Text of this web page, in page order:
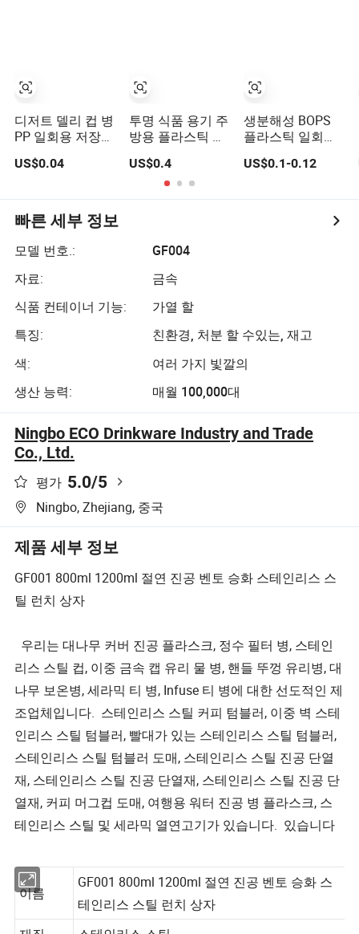
디저트 델리 컵 병
PP 일회용 저장
용기 방수 밀폐 플
라스틱 식품 용기
US$0.04
투명 식품 용기 주
방용 플라스틱 박
스 저장 용기 밀폐
형 도시락 과일용
US$0.4
생분해성 BOPS
플라스틱 일회용
식기 음식 저장 용
기 힌지 점심 상자
밥, 피자용 사용
US$0.1-0.12
빠른 세부 정보
모델 번호.:
GF004
자료:
금속
식품 컨테이너 기능:
가열 할
특징:
친환경, 처분 할 수있는, 재고
색:
여러 가지 빛깔의
생산 능력:
매월 100,000대
Ningbo ECO Drinkware Industry and Trade
Co., Ltd.
평가 5.0/5
Ningbo, Zhejiang, 중국
제품 세부 정보
GF001 800ml 1200ml 절연 진공 벤토 승화 스테인리스 스
틸 런치 상자
우리는 대나무 커버 진공 플라스크, 정수 필터 병, 스테인
리스 스틸 컵, 이중 금속 캡 유리 물 병, 핸들 뚜껑 유리병, 대
나무 보온병, 세라믹 티 병, Infuse 티 병에 대한 선도적인 제
조업체입니다. 스테인리스 스틸 커피 텀블러, 이중 벽 스테
인리스 스틸 텀블러, 빨대가 있는 스테인리스 스틸 텀블러,
스테인리스 스틸 텀블러 도매, 스테인리스 스틸 진공 단열
재, 스테인리스 스틸 진공 단열재, 스테인리스 스틸 진공 단
열재, 커피 머그컵 도매, 여행용 워터 진공 병 플라스크, 스
테인리스 스틸 및 세라믹 열연고기가 있습니다. 있습니다
GF001 800ml 1200ml 절연 진공 벤토 승화 스
테인리스 스틸 런치 상자